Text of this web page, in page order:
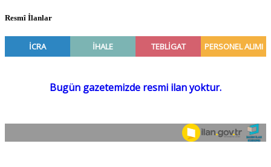
Resmî İlanlar